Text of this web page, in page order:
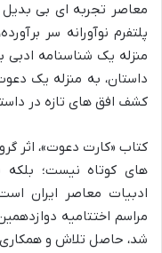
معاصر تجربه ای بی
پلتفرم نوآورانه سر
منزله یک شناسنامه
داستان، به منزله یک
کشف افق های تازه در
کتاب «کارت دعوت»، اثر
های کوتاه نیست؛ بلکه
ادبیات معاصر ایران
مراسم اختتامیه
شد، حاصل تلاش و